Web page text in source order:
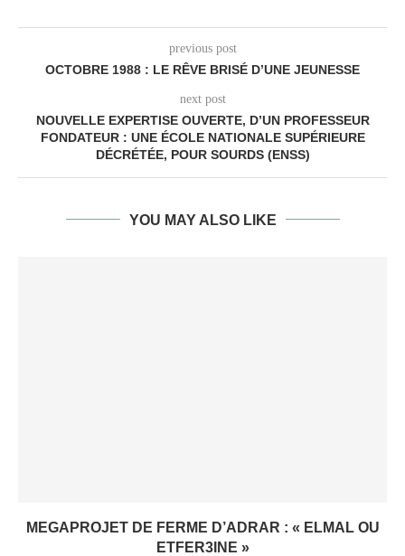
previous post
OCTOBRE 1988 : LE RÊVE BRISÉ D’UNE JEUNESSE
next post
NOUVELLE EXPERTISE OUVERTE, D’UN PROFESSEUR
FONDATEUR : UNE ÉCOLE NATIONALE SUPÉRIEURE
DÉCRÉTÉE, POUR SOURDS (ENSS)
YOU MAY ALSO LIKE
MEGAPROJET DE FERME D’ADRAR : « ELMAL OU
ETFER3INE »